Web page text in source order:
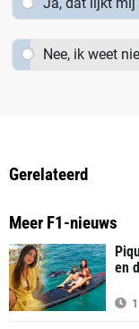
Nee, ik weet
Gerelateerd
Meer F1-nieuws
en